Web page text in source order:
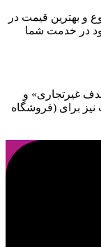
و بهترین قیمت در
سود در خدمت شما
غیرتجاری» و
برای (فروشگاه